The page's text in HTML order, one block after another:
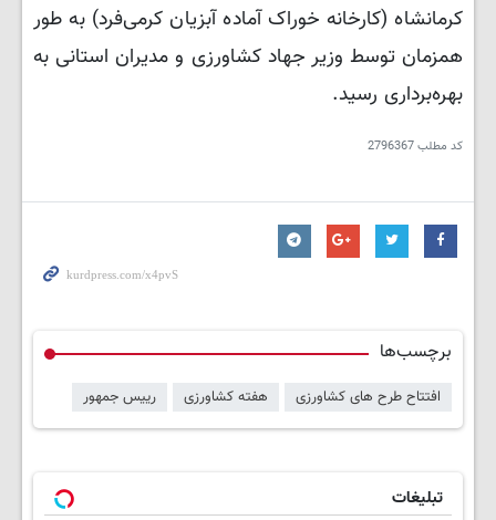
کرمانشاه (کارخانه خوراک آماده آبزیان کرمی‌فرد) به طور
همزمان توسط وزیر جهاد کشاورزی و مدیران استانی به
بهره‌برداری رسید.
کد مطلب2796367
برچسب‌ها
افتتاح طرح های کشاورزی هفته کشاورزی رییس جمهور
تبلیغات